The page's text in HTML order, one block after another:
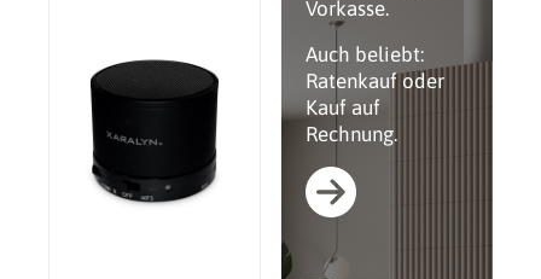
Vorkasse.
Auch beliebt:
Ratenkauf oder
Kauf auf
Rechnung.